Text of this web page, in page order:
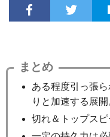
まとめ
ある程度引っ張
りと加速する展開
切れ＆トップスピ